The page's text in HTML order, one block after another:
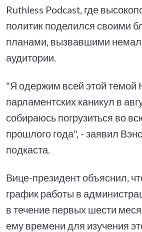
Ruthless Podcast, где
политик поделился своими
планами, вызвавшими
аудитории.
"Я одержим всей этой
парламентских каникул в
собираюсь погрузиться во
прошлого года", - заявил
подкаста.
Вице-президент объяснил,
график работы в
в течение первых шести
ему времени для изучения